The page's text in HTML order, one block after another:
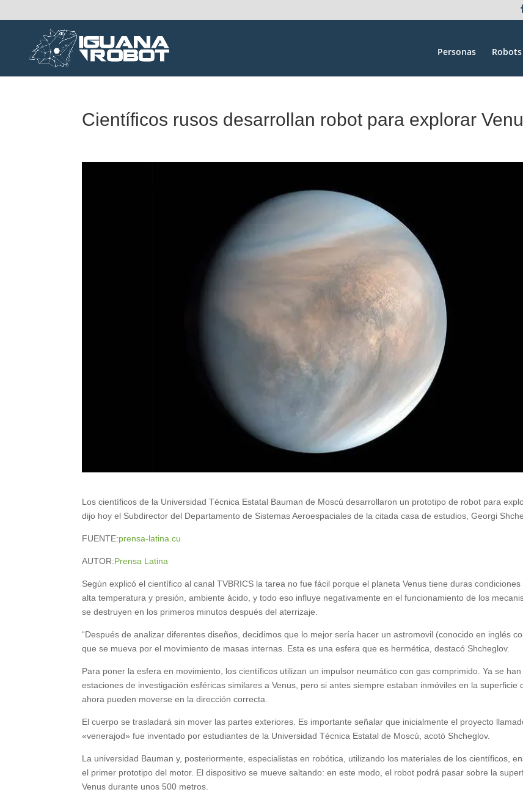
Personas Robots
Científicos rusos desarrollan robot para explorar
Los científicos de la Universidad Técnica Estatal Bauman de Moscú desarrollaron un prototipo de robot para
dijo hoy el Subdirector del Departamento de Sistemas Aeroespaciales de la citada casa de estudios, Georgi
FUENTE:prensa-latina.cu
AUTOR:Prensa Latina
Según explicó el científico al canal TVBRICS la tarea no fue fácil porque el planeta Venus tiene duras condiciones
alta temperatura y presión, ambiente ácido, y todo eso influye negativamente en el funcionamiento de los
se destruyen en los primeros minutos después del aterrizaje.
“Después de analizar diferentes diseños, decidimos que lo mejor sería hacer un astromovil (conocido en inglés
que se mueva por el movimiento de masas internas. Esta es una esfera que es hermética, destacó Shcheglov.
Para poner la esfera en movimiento, los científicos utilizan un impulsor neumático con gas comprimido. Ya se
estaciones de investigación esféricas similares a Venus, pero si antes siempre estaban inmóviles en la superficie
ahora pueden moverse en la dirección correcta.
El cuerpo se trasladará sin mover las partes exteriores. Es importante señalar que inicialmente el proyecto
«venerajod» fue inventado por estudiantes de la Universidad Técnica Estatal de Moscú, acotó Shcheglov.
La universidad Bauman y, posteriormente, especialistas en robótica, utilizando los materiales de los científicos,
el primer prototipo del motor. El dispositivo se mueve saltando: en este modo, el robot podrá pasar sobre la
Venus durante unos 500 metros.